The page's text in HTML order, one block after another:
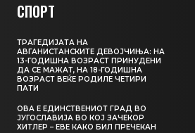
СПОРТ
ТРАГЕДИЈАТА НА
АВГАНИСТАНСКИТЕ ДЕВОЈЧИЊА: НА
13-ГОДИШНА ВОЗРАСТ ПРИНУДЕНИ
ДА СЕ МАЖАТ, НА 18-ГОДИШНА
ВОЗРАСТ ВЕЌЕ РОДИЛЕ ЧЕТИРИ
ПАТИ
ОВА Е ЕДИНСТВЕНИОТ ГРАД ВО
ЈУГОСЛАВИЈА ВО КОЈ ЗАЧЕКОР
ХИТЛЕР – ЕВЕ КАКО БИЛ ПРЕЧЕКАН